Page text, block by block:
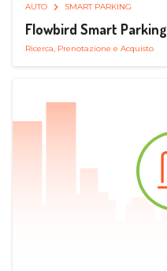
AUTO SMART PARKING
Flowbird Smart Parking
Ricerca, Prenotazione e Acquisto